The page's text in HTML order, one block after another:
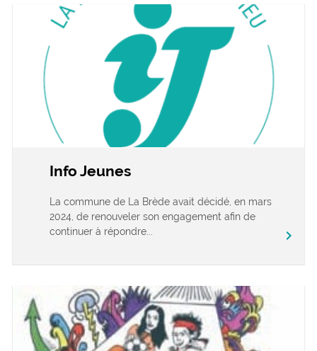
Info Jeunes
La commune de La Brède avait décidé, en mars
2024, de renouveler son engagement afin de
continuer à répondre...
chevron_right